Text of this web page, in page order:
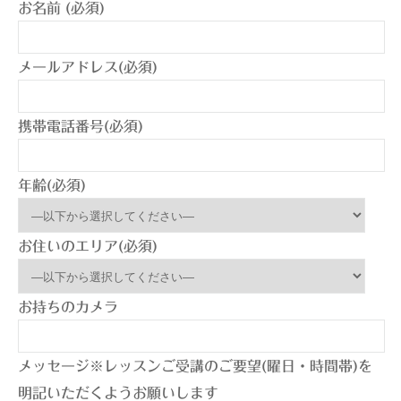
お名前 (必須)
メールアドレス(必須)
携帯電話番号(必須)
年齢(必須)
お住いのエリア(必須)
お持ちのカメラ
メッセージ※レッスンご受講のご要望(曜日・時間帯)を
明記いただくようお願いします